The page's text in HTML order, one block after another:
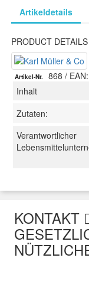
Artikeldetails
PRODUCT DETAILS
Artikel-Nr. 868 /
Inhalt
Zutaten:
Verantwortlicher
KONTAKT